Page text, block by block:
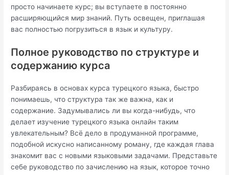
просто начинаете курс; вы вступаете в постоянно
расширяющийся мир знаний. Путь освещен, приглашая
вас полностью погрузиться в язык и культуру.
Полное руководство по структуре и
содержанию курса
Разбираясь в основах курса турецкого языка, быстро
понимаешь, что структура так же важна, как и
содержание. Задумывались ли вы когда-нибудь, что
делает изучение турецкого языка онлайн таким
увлекательным? Всё дело в продуманной программе,
подобной искусно написанному роману, где каждая глава
знакомит вас с новыми языковыми задачами. Представьте
себе руководство по зачислению на язык, которое точно